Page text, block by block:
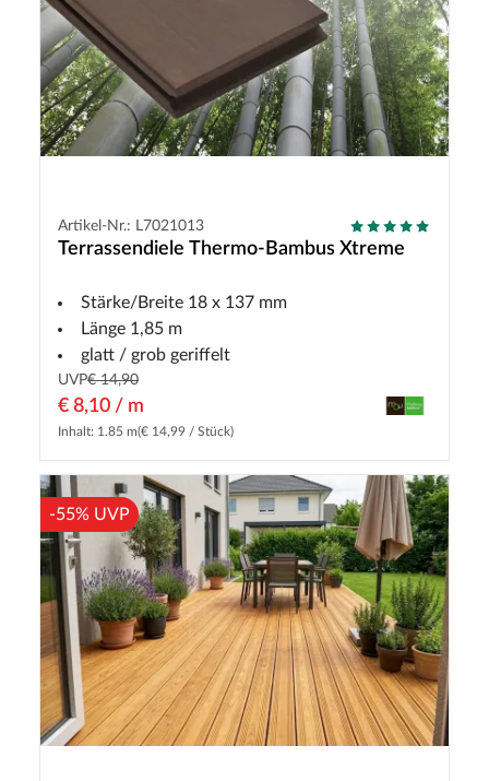
Artikel-Nr.: L7021013
Terrassendiele Thermo-Bambus Xtreme
Stärke/Breite 18 x 137 mm
Länge 1,85 m
glatt / grob geriffelt
UVP€ 14,90
€ 8,10 / m
Inhalt: 1.85 m(€ 14,99 / Stück)
-55% UVP